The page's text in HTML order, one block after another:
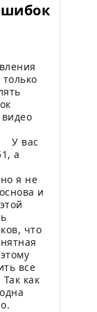
У вас
а
я не
и
что
все
как